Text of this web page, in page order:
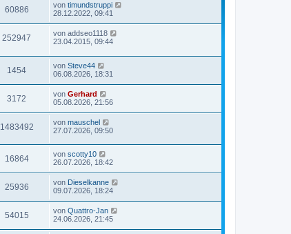
60886 von timundstruppi
28.12.2022, 09:41
252947 von addseo1118
23.04.2015, 09:44
1454 von Steve44
06.08.2026, 18:31
3172 von Gerhard
05.08.2026, 21:56
1483492 von mauschel
27.07.2026, 09:50
16864 von scotty10
26.07.2026, 18:42
25936 von Dieselkanne
09.07.2026, 18:24
54015 von Quattro-Jan
24.06.2026, 21:45